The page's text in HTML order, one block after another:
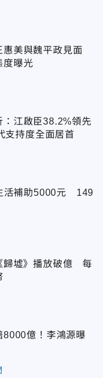
美與魏平政見面
曝光
：江啟臣38.2%領先
持度全面居首
活補助5000元 149
歸墟》播放破億 每
8000億！李鴻源曝